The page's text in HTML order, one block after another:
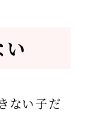
い
ない子だ